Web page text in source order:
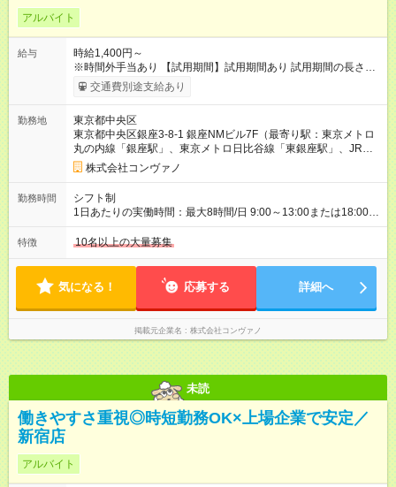
アルバイト
給与
時給1,400円～
※時間外手当あり 【試用期間】試用期間あり 試用期間の長さ：2
ヶ月 雇用形態、給与は本採用時と同じです。 試用期間2か月 ※
ただし、会社の事情により、免除・短縮・延長することがあ
交通費別途支給あり
勤務地
東京都中央区
東京都中央区銀座3-8-1 銀座NMビル7F（最寄り駅：東京メトロ
丸の内線「銀座駅」、東京メトロ日比谷線「東銀座駅」、JR山
手線「有楽町駅」）
株式会社コンヴァノ
勤務時間
シフト制
1日あたりの実働時間：最大8時間/日 9:00～13:00または18:00～
21:00 ※商業施設内店舗は施設の営業時間に準じます。 週2～相
談可 有給休暇あり(規定あり)
特徴 10名以上の大量募集
気になる！ 応募する 詳細へ
掲載元企業名 株式会社コンヴァノ
未読
働きやすさ重視◎時短勤務OK×上場企業で安定／
新宿店
アルバイト